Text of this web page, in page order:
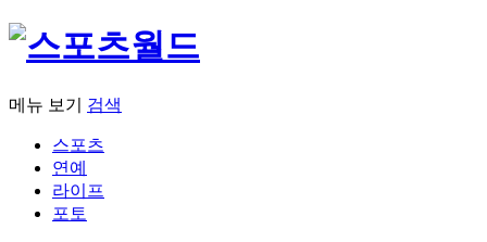
메뉴 보기 검색
스포츠
연예
라이프
포토